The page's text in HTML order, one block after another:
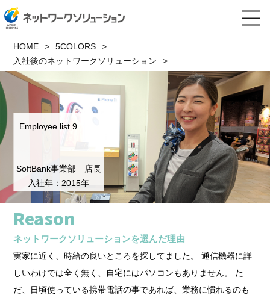
HOME
5COLORS
入社後のネットワークソリューション
Employee list 9
SoftBank事業部 店長
入社年：2015年
Reason
ネットワークソリューションを選んだ理由
実家に近く、時給の良いところを探してました。 通信機器に詳
しいわけでは全く無く、自宅にはパソコンもありません。 た
だ、日頃使っている携帯電話の事であれば、業務に慣れるのも